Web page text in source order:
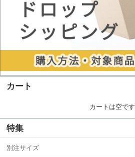
カート
カートは空です
特集
別注サイズ